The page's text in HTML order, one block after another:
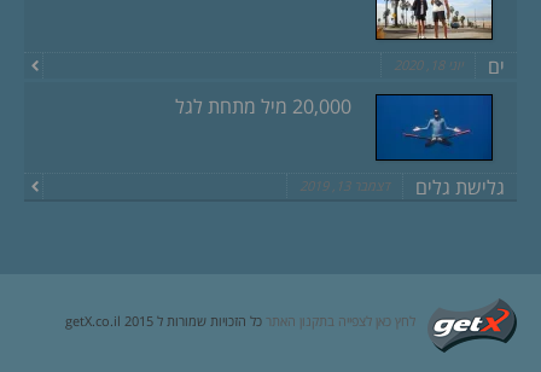
ים יוני 18, 2020
20,000 מיל מתחת לגל
גלישת גלים דצמבר 13, 2019
לחץ כאן לצפייה בתקנון האתר כל הזכויות שמורות ל getX.co.il 2015